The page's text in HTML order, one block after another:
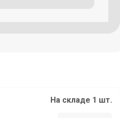
На складе 1 шт.